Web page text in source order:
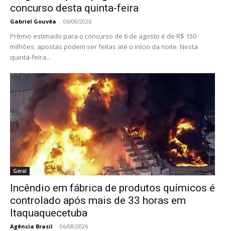
concurso desta quinta-feira
Gabriel Gouvêa - 06/08/2026
Prêmio estimado para o concurso de 6 de agosto é de R$ 150
milhões; apostas podem ser feitas até o início da noite. Nesta
quinta-feira...
Geral
Incêndio em fábrica de produtos químicos é
controlado após mais de 33 horas em
Itaquaquecetuba
Agência Brasil - 06/08/2026